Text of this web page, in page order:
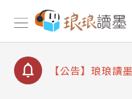
【公告】因
停部分閱讀服務
【公告】琅琅讀
【公告】琅琅讀